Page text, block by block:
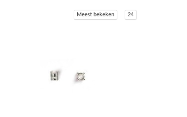
Meest bekeken 24